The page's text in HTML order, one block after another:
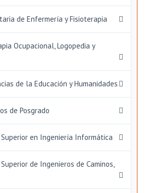
de Enfermería y Fisioterapia
Ocupacional, Logopedia y
de la Educación y Humanidades
de Posgrado
en Ingeniería Informática
de Ingenieros de Caminos,